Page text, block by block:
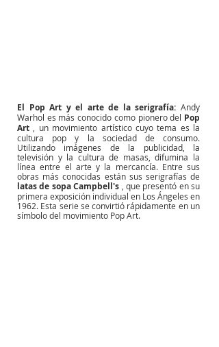
El Pop Art y el arte de la serigrafía: Andy
Warhol es más conocido como pionero del Pop
Art
, un movimiento artístico cuyo tema es la
cultura pop y la sociedad de consumo.
Utilizando imágenes de la publicidad, la
televisión y la cultura de masas, difumina la
línea entre el arte y la mercancía. Entre sus
obras más conocidas están sus serigrafías de
latas de sopa Campbell's
, que presentó en su
primera exposición individual en Los Ángeles en
1962. Esta serie se convirtió rápidamente en un
símbolo del movimiento Pop Art.